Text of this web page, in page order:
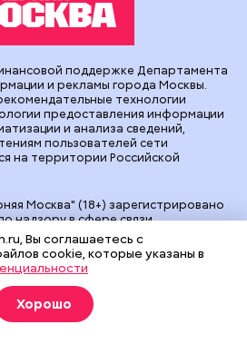
Москва" (18+) зарегистрировано
надзору в сфере связи,
и массовых коммуникаций
о регистрации ЭЛ № ФС 77 -
АО "Редакция газеты
редакторvm.ru
Адрес редакции: 127015, г.Москва,
2. Телефон:
+7(499)557-04-24
для связи с редакцией сайта:
поддержке Департамента
и рекламы города Москвы.
технологии
предоставления информации
и анализа сведений,
пользователей сети
на территории Российской
Вы соглашаетесь с
cookie, которые указаны в
Хорошо